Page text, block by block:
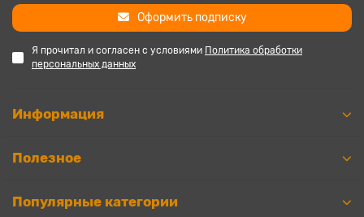
Оформить подписку
Я прочитал и согласен с условиями Политика обработки
персональных данных
Информация
Полезное
Популярные категории